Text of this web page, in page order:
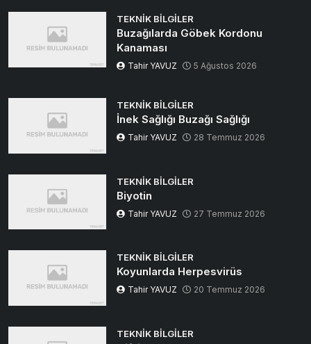
TEKNIK BILGILER
Buzağılarda Göbek Kordonu
Kanaması
Tahir YAVUZ 5 Ağustos 2026
TEKNIK BILGILER
İnek Sağlığı Buzağı Sağlığı
Tahir YAVUZ 28 Temmuz 2026
TEKNIK BILGILER
Biyotin
Tahir YAVUZ 27 Temmuz 2026
TEKNIK BILGILER
Koyunlarda Herpesvirüs
Tahir YAVUZ 20 Temmuz 2026
TEKNIK BILGILER